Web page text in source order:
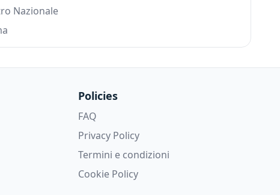
Nazionale
Policies
FAQ
Privacy Policy
Termini e condizioni
Cookie Policy